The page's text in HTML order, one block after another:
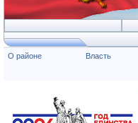
О районе Власть